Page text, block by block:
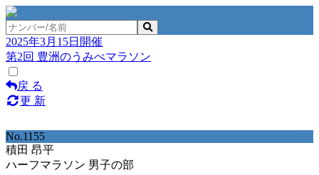
2025年3月15日開催
第2回 豊洲のうみべマラソン
戻 る
更 新
No.1155
積田 昂平
ハーフマラソン 男子の部